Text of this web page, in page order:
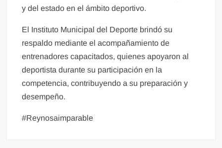
y del estado en el ámbito deportivo.
El Instituto Municipal del Deporte brindó su
respaldo mediante el acompañamiento de
entrenadores capacitados, quienes apoyaron al
deportista durante su participación en la
competencia, contribuyendo a su preparación y
desempeño.
#Reynosaimparable